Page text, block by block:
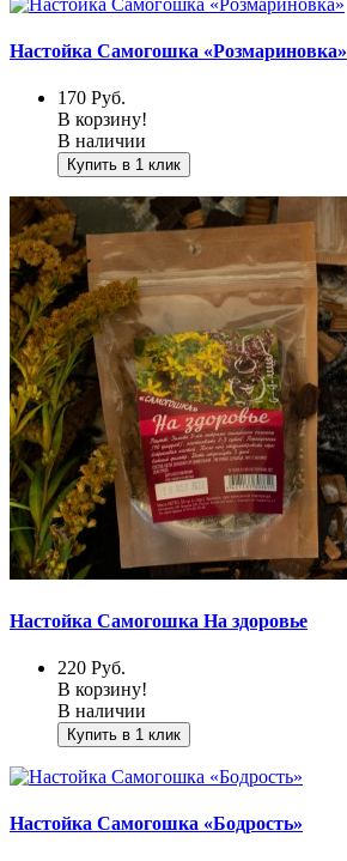
Настойка Самогошка «Розмариновка»
170 Руб.
В корзину!
В наличии
Купить в 1 клик
Настойка Самогошка На здоровье
220 Руб.
В корзину!
В наличии
Купить в 1 клик
Настойка Самогошка «Бодрость»